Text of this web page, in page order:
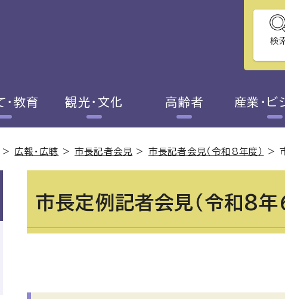
検
・教育 観光・文化 高齢者 産業・ビ
> 広報・広聴 >市長記者会見 > 市長記者会見（令和8年度） >
市長定例記者会見（令和8年